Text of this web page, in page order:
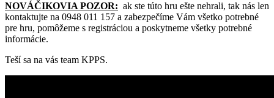
NOVÁČIKOVIA POZOR: ak ste túto hru ešte nehrali, tak nás len
kontaktujte na 0948 011 157 a zabezpečíme Vám všetko potrebné
pre hru, pomôžeme s registráciou a poskytneme všetky potrebné
informácie.
Teší sa na vás team KPPS.